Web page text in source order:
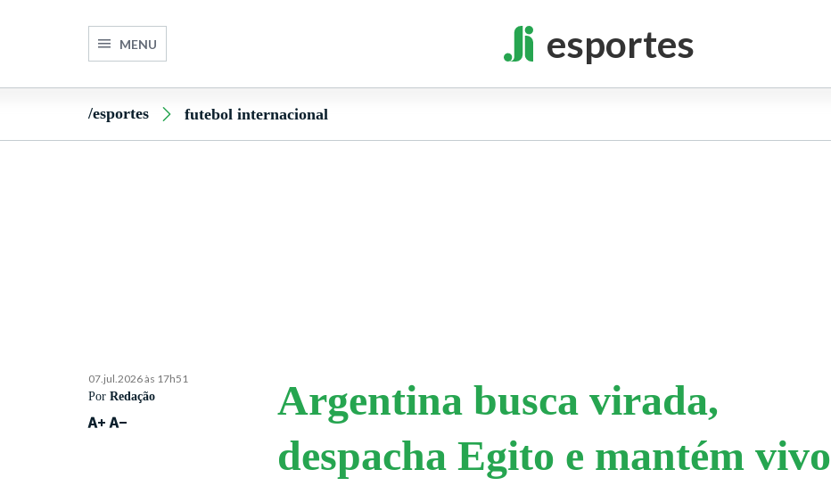
MENU esportes
/esportes futebol internacional
07.jul.2026 às 17h51
PorRedação
Argentina busca virada,
despacha Egito e mantém vivo